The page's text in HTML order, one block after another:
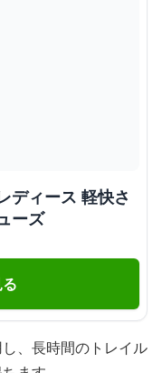
ディース 軽快さ
ーズ
、長時間のトレイル